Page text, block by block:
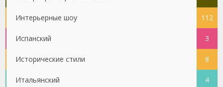
Интерьерные шоу 112
Испанский 3
Исторические стили 8
Итальянский 4